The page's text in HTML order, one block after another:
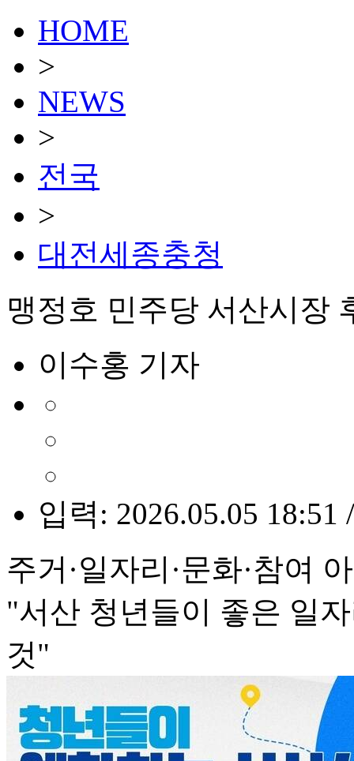
HOME
>
NEWS
>
전국
>
대전세종충청
맹정호 민주당 서산시장
이수홍 기자
입력: 2026.05.05 18:51
주거·일자리·문화·참여
"서산 청년들이 좋은 일
것"